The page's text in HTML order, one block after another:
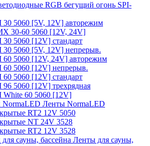
RGB бегущий огонь SPI-
30 5060 [5V, 12V] авторежим
30-60 5060 [12V, 24V]
30 5060 [12V] стандарт
30 5060 [5V, 12V] непрерыв.
60 5060 [12V, 24V] авторежим
60 5060 [12V] непрерыв.
60 5060 [12V] стандарт
96 5060 [12V] трехрядная
White 60 5060 [12V]
Ленты NormaLED
RT2 12V 5050
NT 24V 3528
RT2 12V 3528
Ленты для сауны,